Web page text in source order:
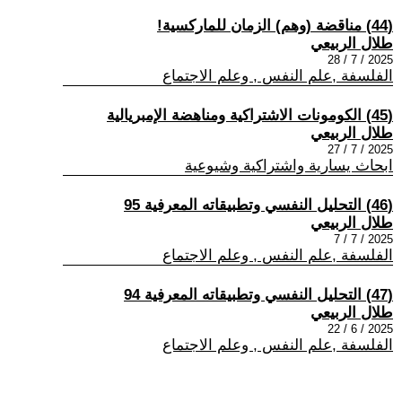
(44) مناقضة (وهم) الزمان للماركسية!
طلال الربيعي
2025 / 7 / 28
الفلسفة ,علم النفس , وعلم الاجتماع
(45) الكومونات الاشتراكية ومناهضة الإمبريالية
طلال الربيعي
2025 / 7 / 27
ابحاث يسارية واشتراكية وشيوعية
(46) التحليل النفسي وتطبيقاته المعرفية 95
طلال الربيعي
2025 / 7 / 7
الفلسفة ,علم النفس , وعلم الاجتماع
(47) التحليل النفسي وتطبيقاته المعرفية 94
طلال الربيعي
2025 / 6 / 22
الفلسفة ,علم النفس , وعلم الاجتماع